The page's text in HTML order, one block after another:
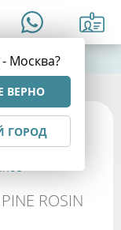
Москва?
ВЕРНО
ГОРОД
ROSIN